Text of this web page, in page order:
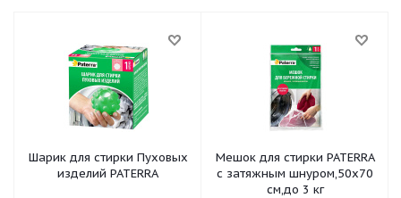
Шарик для стирки Пуховых
изделий PATERRA
Мешок для стирки PATERRA
с затяжным шнуром,50х70
см,до 3 кг